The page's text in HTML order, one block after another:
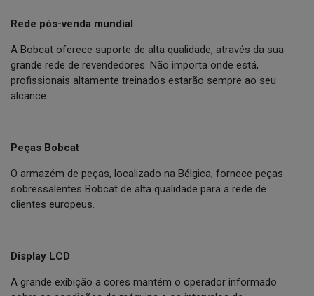
Rede pós-venda mundial
A Bobcat oferece suporte de alta qualidade, através da sua
grande rede de revendedores. Não importa onde está,
profissionais altamente treinados estarão sempre ao seu
alcance.
Peças Bobcat
O armazém de peças, localizado na Bélgica, fornece peças
sobressalentes Bobcat de alta qualidade para a rede de
clientes europeus.
Display LCD
A grande exibição a cores mantém o operador informado